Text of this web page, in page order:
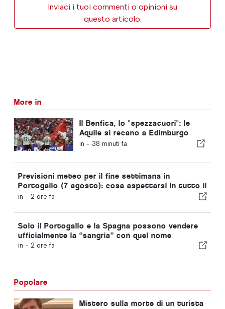
Inviaci i tuoi commenti o opinioni su
questo articolo.
More in
Il Benfica, lo "spezzacuori": le
Aquile si recano a Edimburgo
con un piede già nella fase
in - 38 minuti fa
Previsioni meteo per il fine settimana in
Portogallo (7 agosto): cosa aspettarsi in tutto il
Portogallo questo fine settimana
in - 2 ore fa
Solo il Portogallo e la Spagna possono vendere
ufficialmente la “sangria” con quel nome
in - 2 ore fa
Popolare
Mistero sulla morte di un turista